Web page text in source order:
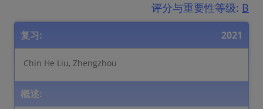
评分与重要性等级: B
复习: 2021
Chin He Liu, Zhengzhou
概述: